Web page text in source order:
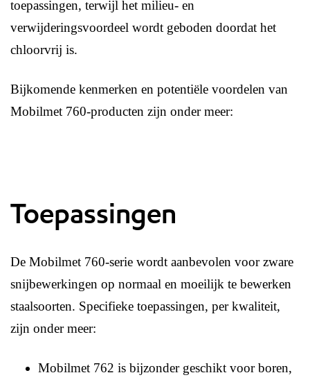
toepassingen, terwijl het milieu- en
verwijderingsvoordeel wordt geboden doordat het
chloorvrij is.
Bijkomende kenmerken en potentiële voordelen van
Mobilmet 760-producten zijn onder meer:
Toepassingen
De Mobilmet 760-serie wordt aanbevolen voor zware
snijbewerkingen op normaal en moeilijk te bewerken
staalsoorten. Specifieke toepassingen, per kwaliteit,
zijn onder meer:
Mobilmet 762 is bijzonder geschikt voor boren,